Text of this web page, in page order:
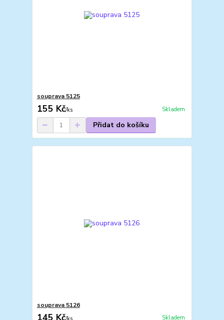
souprava 5125
155 Kč/ks Skladem
Přidat do košíku
souprava 5126
145 Kč Skladem